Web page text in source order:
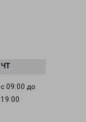
с 09:00 до
19:00